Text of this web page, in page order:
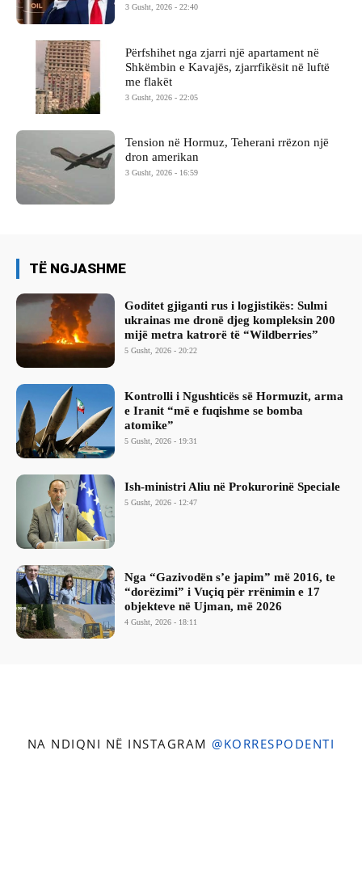
3 Gusht, 2026 - 22:40
Përfshihet nga zjarri një apartament në
Shkëmbin e Kavajës, zjarrfikësit në luftë
me flakët
3 Gusht, 2026 - 22:05
Tension në Hormuz, Teherani rrëzon një
dron amerikan
3 Gusht, 2026 - 16:59
TË NGJASHME
Goditet gjiganti rus i logjistikës: Sulmi
ukrainas me dronë djeg kompleksin 200
mijë metra katrorë të “Wildberries”
5 Gusht, 2026 - 20:22
Kontrolli i Ngushticës së Hormuzit, arma
e Iranit “më e fuqishme se bomba
atomike”
5 Gusht, 2026 - 19:31
Ish-ministri ​Aliu në Prokurorinë Speciale
5 Gusht, 2026 - 12:47
Nga “Gazivodën s’e japim” më 2016, te
“dorëzimi” i Vuçiq për rrënimin e 17
objekteve në Ujman, më 2026
4 Gusht, 2026 - 18:11
NA NDIQNI NË INSTAGRAM @KORRESPODENTI